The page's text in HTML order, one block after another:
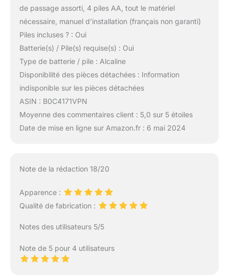
de passage assorti, 4 piles AA, tout le matériel
nécessaire, manuel d’installation (français non garanti)
Piles incluses ? : Oui
Batterie(s) / Pile(s) requise(s) : Oui
Type de batterie / pile : Alcaline
Disponibilité des pièces détachées : Information
indisponible sur les pièces détachées
ASIN : B0C4171VPN
Moyenne des commentaires client : 5,0 sur 5 étoiles
Date de mise en ligne sur Amazon.fr : 6 mai 2024
Note de la rédaction 18/20
Apparence :
Qualité de fabrication :
Notes des utilisateurs 5/5
Note de 5 pour 4 utilisateurs